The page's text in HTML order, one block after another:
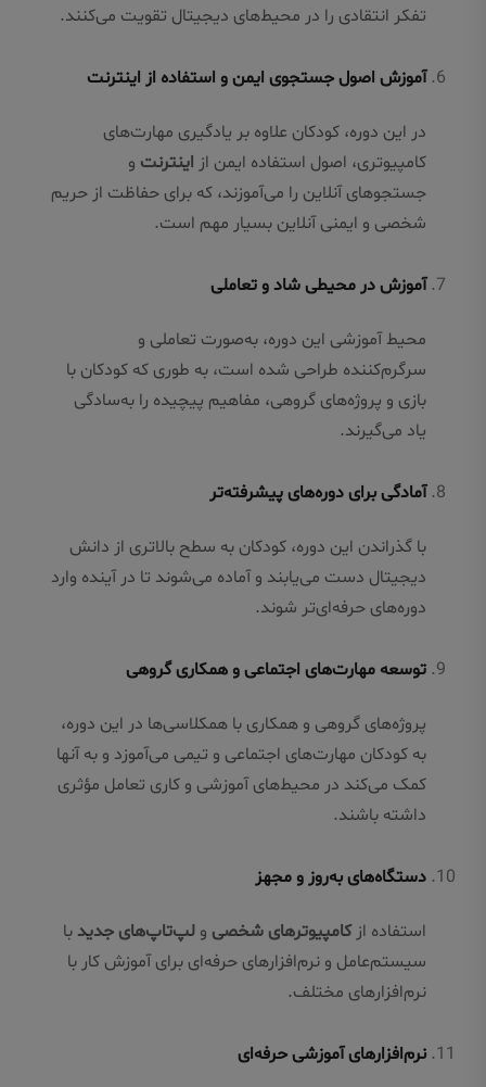
تفکر انتقادی را در محیط‌های دیجیتال تقویت می‌کنند.
آموزش اصول جستجوی ایمن و استفاده از اینترنت
در این دوره، کودکان علاوه بر یادگیری مهارت‌های
کامپیوتری، اصول استفاده ایمن از اینترنت و
جستجوهای آنلاین را می‌آموزند، که برای حفاظت از حریم
شخصی و ایمنی آنلاین بسیار مهم است.
آموزش در محیطی شاد و تعاملی
محیط آموزشی این دوره، به‌صورت تعاملی و
سرگرم‌کننده طراحی شده است، به طوری که کودکان با
بازی و پروژه‌های گروهی، مفاهیم پیچیده را به‌سادگی
یاد می‌گیرند.
آمادگی برای دوره‌های پیشرفته‌تر
با گذراندن این دوره، کودکان به سطح بالاتری از دانش
دیجیتال دست می‌یابند و آماده می‌شوند تا در آینده وارد
دوره‌های حرفه‌ای‌تر شوند.
توسعه مهارت‌های اجتماعی و همکاری گروهی
پروژه‌های گروهی و همکاری با همکلاسی‌ها در این دوره،
به کودکان مهارت‌های اجتماعی و تیمی می‌آموزد و به آنها
کمک می‌کند در محیط‌های آموزشی و کاری تعامل مؤثری
داشته باشند.
دستگاه‌های به‌روز و مجهز
استفاده ازکامپیوترهای شخصی و لپ‌تاپ‌های جدید با
سیستم‌عامل و نرم‌افزارهای حرفه‌ای برای آموزش کار با
نرم‌افزارهای مختلف.
نرم‌افزارهای آموزشی حرفه‌ای